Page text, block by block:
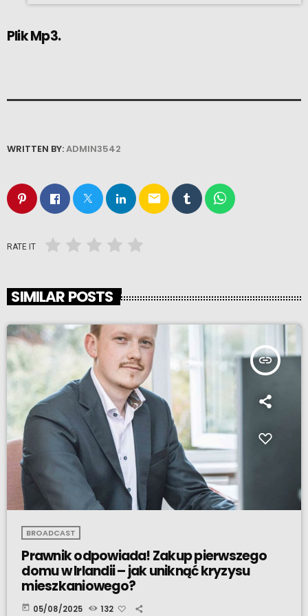
Plik Mp3.
WRITTEN BY:ADMIN3542
email
RATE IT
SIMILAR POSTS
insert_link
BROADCAST
Prawnik odpowiada! Zakup pierwszego
domu w Irlandii – jak uniknąć kryzysu
mieszkaniowego?
today 05/08/2025 132